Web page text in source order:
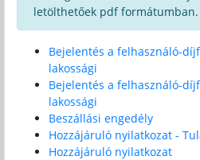
letölthetőek pdf formátumban.
Bejelentés a felhasználó-
lakossági
Bejelentés a felhasználó-
lakossági
Beszállási engedély
Hozzájáruló nyilatkozat -
Hozzájáruló nyilatkozat